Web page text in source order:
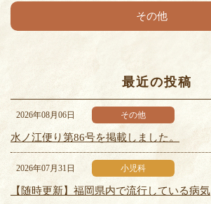
その他
最近の投稿
2026年08月06日 その他
水ノ江便り第86号を掲載しました。
2026年07月31日 小児科
【随時更新】福岡県内で流行している病気